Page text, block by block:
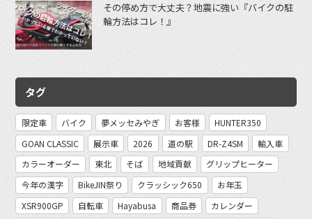
その停め方で大丈夫？地震に強い『バイクの駐
輪方法はコレ！』
タグ
限定車 バイク 夢メッセみやぎ お客様
HUNTER350
GOAN CLASSIC
展示車 2026 道の駅 DR-Z4SM
輸入車
カラーオーダー
東北 そば 地域貢献
グリップヒーター
今年の漢字
BikeJIN祭り クラッシック650
お年玉
XSR900GP
自転車 Hayabusa 商品券
カレンダー